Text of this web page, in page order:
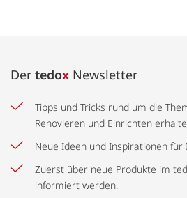
Der tedox Newsletter
Tipps und Tricks rund um die
Renovieren und Einrichten
Neue Ideen und Inspirationen für
Zuerst über neue Produkte im
informiert werden.